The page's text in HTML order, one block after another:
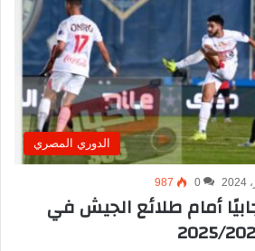
الدوري المصري
0
987
أمام طلائع الجيش في